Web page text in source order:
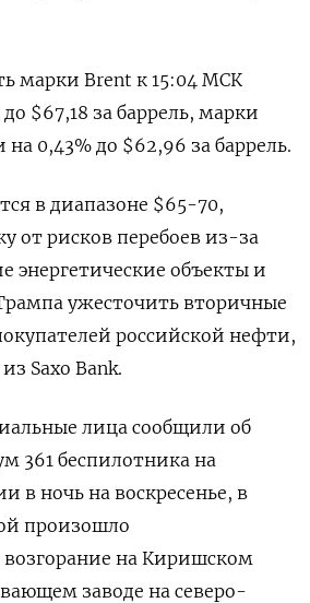
марки Brent к 15:04 МСК
$67,18 за баррель, марки
0,43% до $62,96 за баррель.
в диапазоне $65-70,
от рисков перебоев из-за
энергетические объекты и
ужесточить вторичные
российской нефти,
Saxo Bank.
лица сообщили об
361 беспилотника на
в ночь на воскресенье, в
произошло
на Киришском
заводе на северо-